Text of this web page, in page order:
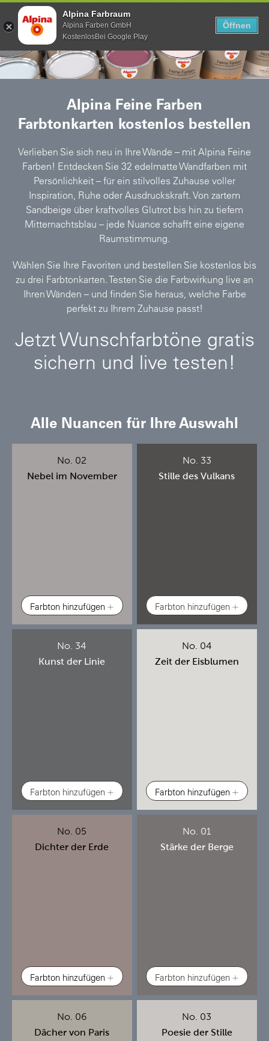
0
Alpina Feine Farben
Farbtonkarten kostenlos bestellen
Verlieben Sie sich neu in Ihre Wände – mit Alpina Feine
Farben! Entdecken Sie 32 edelmatte Wandfarben mit
Persönlichkeit – für ein stilvolles Zuhause voller
Inspiration, Ruhe oder Ausdruckskraft. Von zartem
Sandbeige über kraftvolles Glutrot bis hin zu tiefem
Mitternachtsblau – jede Nuance schafft eine eigene
Raumstimmung.
Wählen Sie Ihre Favoriten und bestellen Sie kostenlos bis
zu drei Farbtonkarten. Testen Sie die Farbwirkung live an
Ihren Wänden – und finden Sie heraus, welche Farbe
perfekt zu Ihrem Zuhause passt!
Jetzt Wunschfarbtöne gratis
sichern und live testen!
Alle Nuancen für Ihre Auswahl
No. 02
Nebel im November
Farbton hinzufügen
No. 33
Stille des Vulkans
Farbton hinzufügen
No. 34
Kunst der Linie
Farbton hinzufügen
No. 04
Zeit der Eisblumen
Farbton hinzufügen
No. 05
Dichter der Erde
Farbton hinzufügen
No. 01
Stärke der Berge
Farbton hinzufügen
No. 06
Dächer von Paris
No. 03
Poesie der Stille
Suche
Alpina Farbraum
Alpina Farben GmbH
KostenlosBei Google Play
Öffnen